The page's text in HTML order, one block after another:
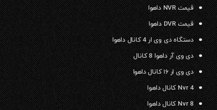
قیمت NVR داهوا
قیمت DVR داهوا
دستگاه دی وی ار 4 کانال داهوا
دی وی آر داهوا 8 کانال
دی وی ار ۱۶ کانال داهوا
Nvr 4 کانال داهوا
Nvr 8 کانال داهوا